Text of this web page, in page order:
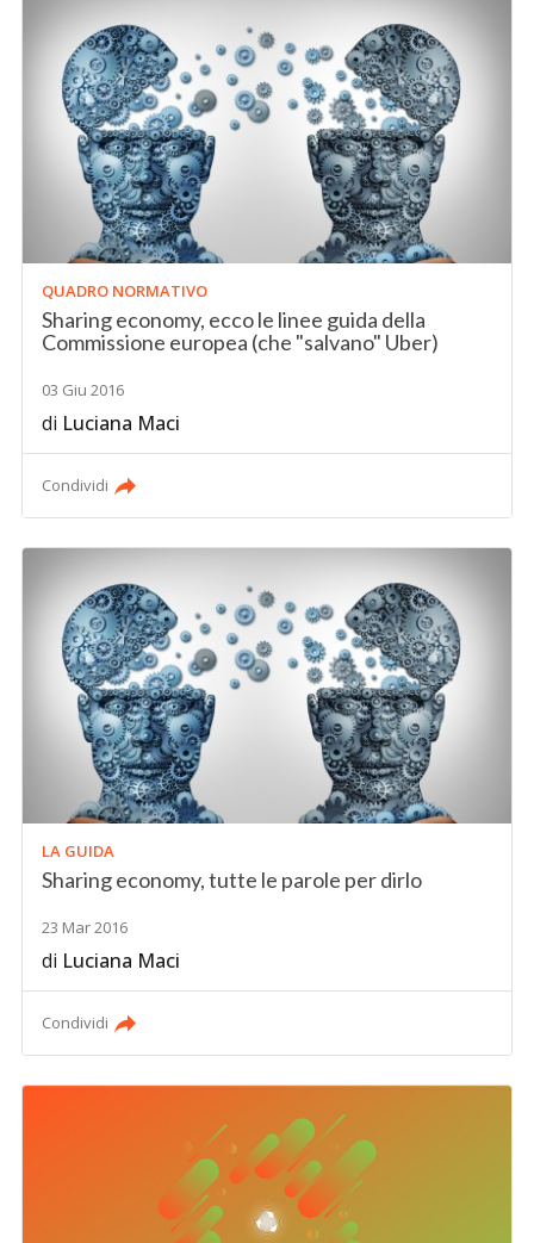
QUADRO NORMATIVO
Sharing economy, ecco le linee guida della
Commissione europea (che "salvano" Uber)
03 Giu 2016
di Luciana Maci
Condividi
LA GUIDA
Sharing economy, tutte le parole per dirlo
23 Mar 2016
di Luciana Maci
Condividi